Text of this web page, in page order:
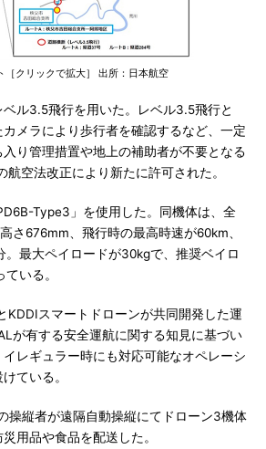
［クリックで拡大］ 出所：日本航空
ル3.5飛行を用いた。レベル3.5飛行と
メラにより歩行者を確認するなど、一定
り管理措置や地上の補助者が不要となる
航空法改正により新たに許可された。
Type3」を使用した。同機体は、全
さ676mm、飛行時の最高時速が60km、
。最大ペイロードが30kgで、推奨ベイロ
いる。
スマートドローンが共同開発した運
が有する安全運航に関する知見に基づい
レギュラー時にも対応可能なオペレーシ
ている。
操縦者が遠隔自動操縦にてドローン3機体
用品や食品を配送した。